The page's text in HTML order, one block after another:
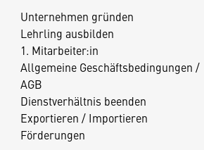
Unternehmen gründen
Lehrling ausbilden
1. Mitarbeiter:in
Allgemeine Geschäftsbedingungen /
AGB
Dienstverhältnis beenden
Exportieren / Importieren
Förderungen